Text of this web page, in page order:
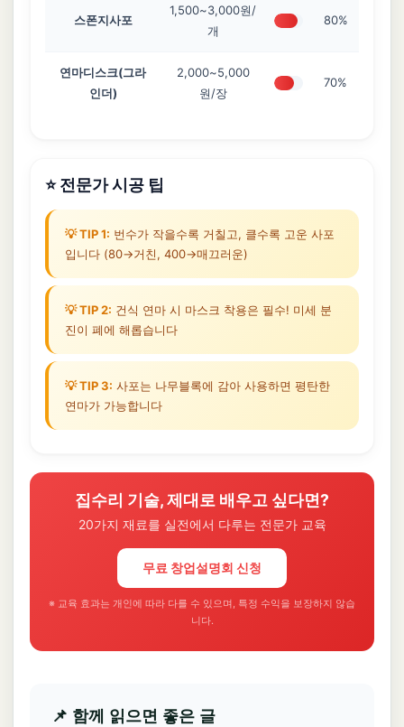
스폰지사포
1,500~3,000원/
개
80%
연마디스크(그라
인더)
2,000~5,000
원/장
70%
⭐ 전문가 시공 팁
💡 TIP 1: 번수가 작을수록 거칠고, 클수록 고운 사포
입니다 (80→거친, 400→매끄러운)
💡 TIP 2: 건식 연마 시 마스크 착용은 필수! 미세 분
진이 폐에 해롭습니다
💡 TIP 3: 사포는 나무블록에 감아 사용하면 평탄한
연마가 가능합니다
집수리 기술, 제대로 배우고 싶다면?
20가지 재료를 실전에서 다루는 전문가 교육
무료 창업설명회 신청
※ 교육 효과는 개인에 따라 다를 수 있으며, 특정 수익을 보장하지 않습
니다.
📌 함께 읽으면 좋은 글